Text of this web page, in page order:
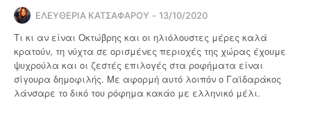
ΕΛΕΥΘΕΡΙΑ ΚΑΤΣΑΦΑΡΟΥ 13/10/2020
Τι κι αν είναι Οκτώβρης και οι ηλιόλουστες μέρες καλά
κρατούν, τη νύχτα σε ορισμένες περιοχές της χώρας έχουμε
ψυχρούλα και οι ζεστές επιλογές στα ροφήματα είναι
σίγουρα δημοφιλής. Με αφορμή αυτό λοιπόν ο Γαϊδαράκος
λάνσαρε το δικό του ρόφημα κακάο με ελληνικό μέλι.